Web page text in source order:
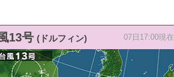
13号 (ドルフィン) 07日17:00現在